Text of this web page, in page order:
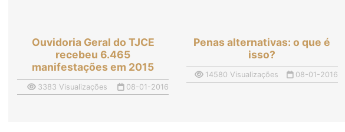
Ouvidoria Geral do TJCE
recebeu 6.465
manifestações em 2015
3383 Visualizações 08-01-2016
Penas alternativas: o que é
isso?
14580 Visualizações 08-01-2016